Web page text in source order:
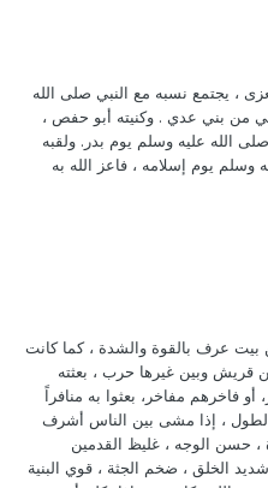
، يجتمع نسبه مع النبي صلى الله
بني عدي . وكنيته أبو حفص ،
الله عليه وسلم يوم بدر. ولقبه
وسلم يوم إسلامه ، فاعز الله به
عرف بالقوة والشدة ، كما كانت
قريش وبين غيرها حرب ، بعثته
فاخرهم مفاخر، بعثوا به منافراً
، إذا مشى بين الناس أشرف
حسن الوجه ، غليظ القدمين
الخلق ، ضخم الجثة ، قوي البنية